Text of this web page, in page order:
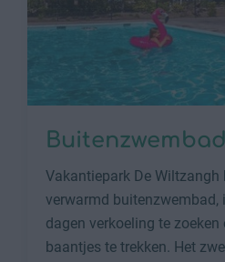
Buitenzwembad
Vakantiepark De Wiltzangh
verwarmd buitenzwembad,
dagen verkoeling te
baantjes te trekken. Het